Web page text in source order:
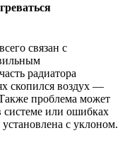
связан с
радиатора
скопился воздух —
проблема может
системе или ошибках
с уклоном.